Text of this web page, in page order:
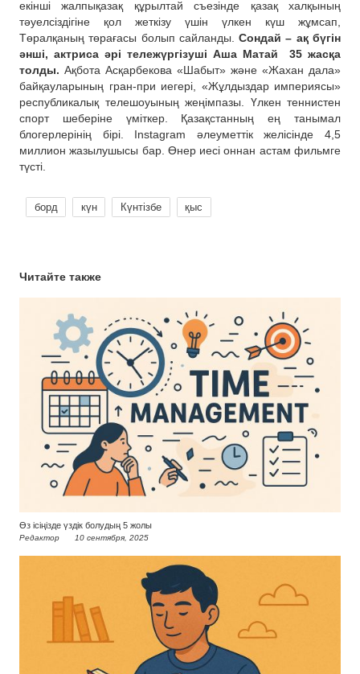
екінші жалпықазақ құрылтай съезінде қазақ халқының
тәуелсіздігіне қол жеткізу үшін үлкен күш жұмсап,
Төралқаның төрағасы болып сайланды.Сондай – ақ бүгін
әнші, актриса әрі тележүргізуші Аша Матай
35 жасқа
толды. Ақбота Асқарбекова «Шабыт» және «Жахан дала»
байқауларының гран-при иегері, «Жұлдыздар империясы»
республикалық телешоуының жеңімпазы. Үлкен теннистен
спорт шеберіне үміткер. Қазақстанның ең танымал
блогерлерінің бірі. Instagram әлеуметтік желісінде 4,5
миллион жазылушысы бар. Өнер иесі оннан астам фильмге
түсті.
борд күн Күнтізбе қыс
Читайте также
Өз ісіңізде үздік болудың 5 жолы
Редактор 10 сентября, 2025